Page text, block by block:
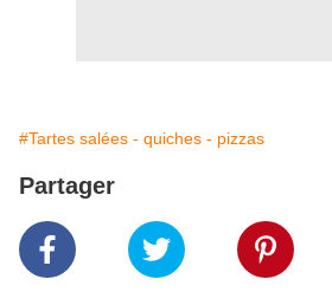
#Tartes salées - quiches - pizzas
Partager